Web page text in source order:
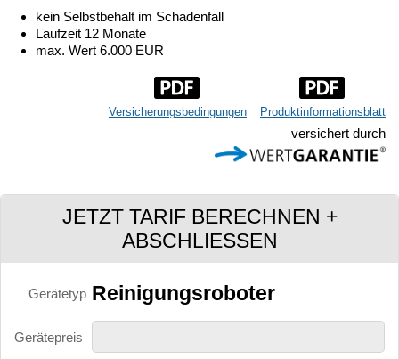
kein Selbstbehalt im Schadenfall
Laufzeit 12 Monate
max. Wert 6.000 EUR
Produktinformationsblatt
Versicherungsbedingungen
versichert durch
JETZT TARIF BERECHNEN +
ABSCHLIESSEN
Gerätetyp Reinigungsroboter
Gerätepreis